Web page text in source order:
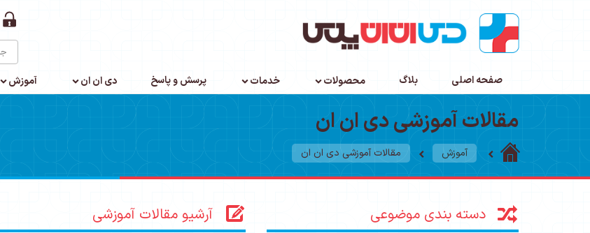
صفحه اصلی بلاگ محصولات خدمات پرسش و پاسخ دی ان ان آموزش
مقالات آموزشی دی ان ان
آموزش مقالات آموزشی دی ان ان
دسته بندی موضوعی آرشیو مقالات آموزشی